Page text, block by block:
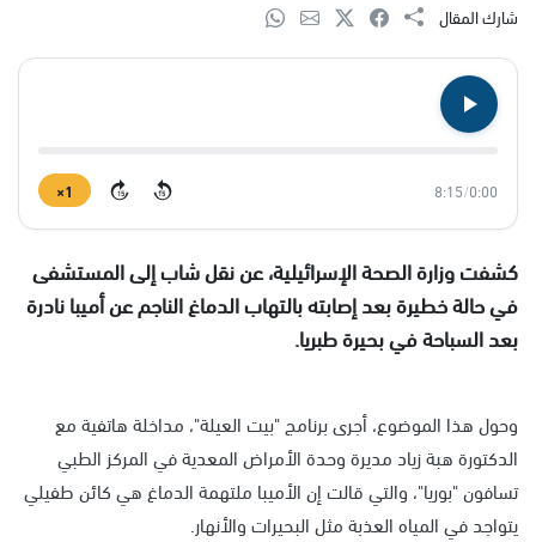
شارك المقال
0:00
/
8:15
15
15
1×
كشفت وزارة الصحة الإسرائيلية، عن نقل شاب إلى المستشفى
في حالة خطيرة بعد إصابته بالتهاب الدماغ الناجم عن أميبا نادرة
بعد السباحة في بحيرة طبريا.
وحول هذا الموضوع، أجرى برنامج "بيت العيلة"، مداخلة هاتفية مع
الدكتورة هبة زياد مديرة وحدة الأمراض المعدية في المركز الطبي
تسافون "بوريا"، والتي قالت إن الأميبا ملتهمة الدماغ هي كائن طفيلي
يتواجد في المياه العذبة مثل البحيرات والأنهار.